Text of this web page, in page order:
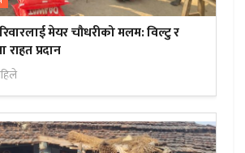
मेयर चौधरीको मलम: विल्टु र
प्रदान